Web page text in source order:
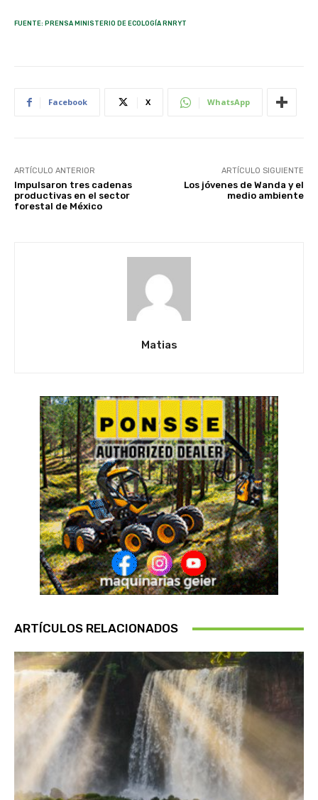
FUENTE: PRENSA MINISTERIO DE ECOLOGÍA RNRYT
Facebook X WhatsApp
ARTÍCULO ANTERIOR
Impulsaron tres cadenas
productivas en el sector
forestal de México
ARTÍCULO SIGUIENTE
Los jóvenes de Wanda y el
medio ambiente
Matias
ARTÍCULOS RELACIONADOS